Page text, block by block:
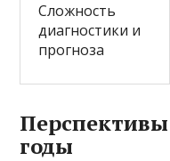
Сложность
диагностики и
прогноза
годы